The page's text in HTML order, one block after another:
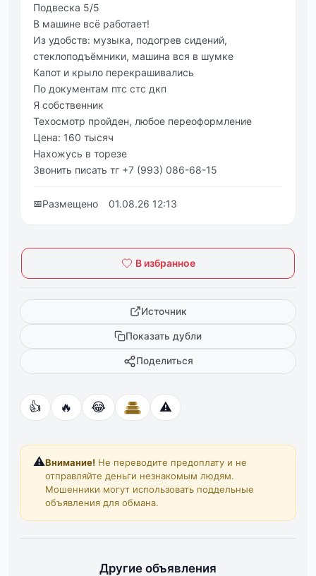
Подвеска 5/5
В машине всё работает!
Из удобств: музыка, подогрев сидений,
стеклоподъёмники, машина вся в шумке
Капот и крыло перекрашивались
По документам птс стс дкп
Я собственник
Техосмотр пройден, любое переоформление
Цена: 160 тысяч
Нахожусь в торезе
Звонить писать тг +7 (993) 086-68-15
📅Размещено 01.08.26 12:13
В избранное
Источник
Показать дубли
Поделиться
👍 🔥 😂 ⚠️
⚠️Внимание! Не переводите предоплату и не
отправляйте деньги незнакомым людям.
Мошенники могут использовать поддельные
объявления для обмана.
Другие объявления